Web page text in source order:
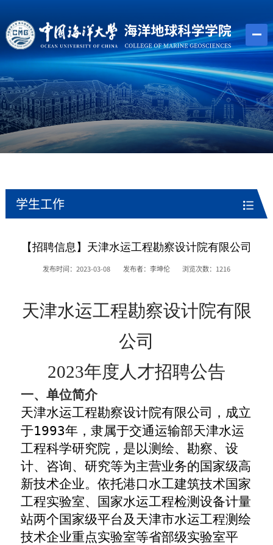
学生工作
【招聘信息】天津水运工程勘察设计院有限公司
发布时间：2023-03-08 发布者：李坤伦 浏览次数： 1216
天津水运工程勘察设计院有限
公司
2023年度人才招聘公告
一、单位简介
天津水运工程勘察设计院有限公司，成立
于1993年，隶属于交通运输部天津水运
工程科学研究院，是以测绘、勘察、设
计、咨询、研究等为主营业务的国家级高
新技术企业。依托港口水工建筑技术国家
工程实验室、国家水运工程检测设备计量
站两个国家级平台及天津市水运工程测绘
技术企业重点实验室等省部级实验室平